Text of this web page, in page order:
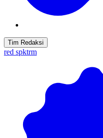
Tim Redaksi
red spktrm